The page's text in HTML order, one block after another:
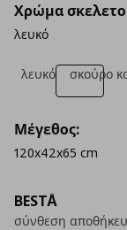
BESTÅ
σύνθεση
Χρώμα
λευκό
λευκό σκούρο
Μέγεθος:
120x42x65 cm